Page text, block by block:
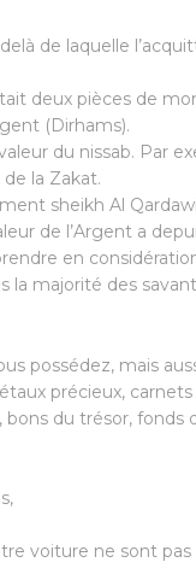
de laquelle
deux pièces de
(Dirhams).
du nissab. Par
la Zakat.
sheikh Al
de l’Argent a
en
majorité des
possédez, mais
précieux,
bons du trésor, fonds
voiture ne sont pas